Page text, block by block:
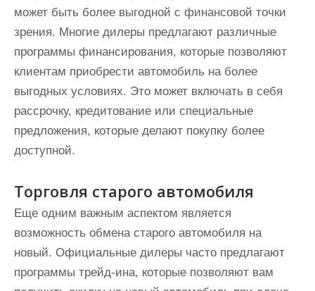
может быть более выгодной с финансовой точки
зрения. Многие дилеры предлагают различные
программы финансирования, которые позволяют
клиентам приобрести автомобиль на более
выгодных условиях. Это может включать в себя
рассрочку, кредитование или специальные
предложения, которые делают покупку более
доступной.
Торговля старого автомобиля
Еще одним важным аспектом является
возможность обмена старого автомобиля на
новый. Официальные дилеры часто предлагают
программы трейд-ина, которые позволяют вам